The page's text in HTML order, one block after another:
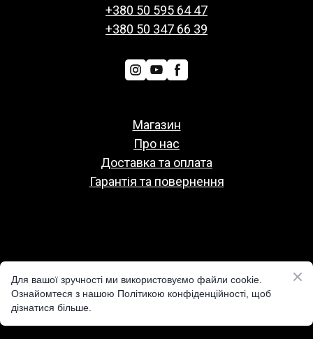
+380 50 595 64 47
+380 50 347 66 39
Магазин
Про нас
Доставка та оплата
Гарантія та повернення
Политіка конфіденційності
Публічна оферта
Для вашої зручності ми використовуємо файли cookie.
Ознайомтеся з нашою Політикою конфіденційності, щоб
дізнатися більше.